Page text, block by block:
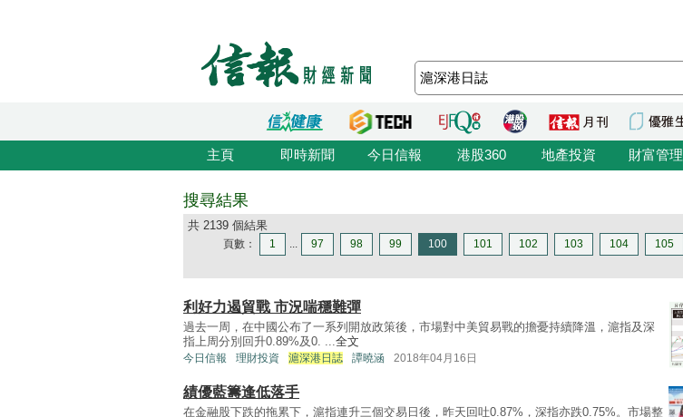
主頁 即時新聞 今日信報 港股360 地產投資 財富管理
搜尋結果
共 2139 個結果
頁數： 1 ... 97 98 99 100 101 102 103 104 105
利好力遏貿戰 市況喘穩難彈
過去一周，在中國公布了一系列開放政策後，市場對中美貿易戰的擔憂持續降溫，滬指及深
指上周分別回升0.89%及0. ...全文
今日信報 理財投資 滬深港日誌 譚曉涵 2018年04月16日
績優藍籌逢低落手
在金融股下跌的拖累下，滬指連升三個交易日後，昨天回吐0.87%，深指亦跌0.75%。市場整